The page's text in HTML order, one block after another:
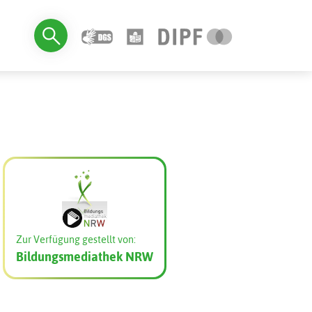
Zur Verfügung gestellt von:
Bildungsmediathek NRW